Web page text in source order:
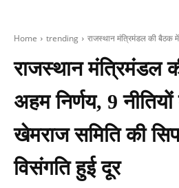
Home trending राजस्‍थान मंत्रिमंडल की बैठक
राजस्‍थान मंत्रिमंडल
अहम निर्णय, 9
खेमराज समिति की
विसंगति हुई दूर